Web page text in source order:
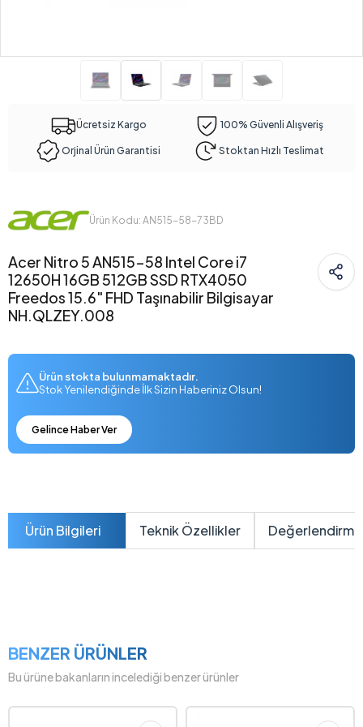
Ücretsiz Kargo 100% Güvenli Alışveriş
Orjinal Ürün Garantisi Stoktan Hızlı Teslimat
Ürün Kodu: AN515-58-73BD
Acer Nitro 5 AN515-58 Intel Core i7
12650H 16GB 512GB SSD RTX4050
Freedos 15.6" FHD Taşınabilir Bilgisayar
NH.QLZEY.008
Ürün stokta bulunmamaktadır.
Stok Yenilendiğinde İlk Sizin Haberiniz Olsun!
Gelince Haber Ver
Ürün Bilgileri Teknik Özellikler
BENZER ÜRÜNLER
Bu ürüne bakanların incelediği benzer ürünler